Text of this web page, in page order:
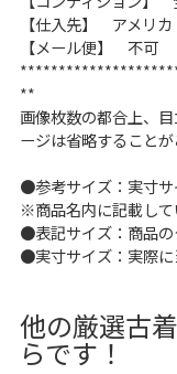
60年代
すべて
週刊ラッシュア
メディア・イベ
【仕入先】 アメリカ
【メール便】 不可
**
画像枚数の都合上、
ージは省略することが
●参考サイズ：実寸
※商品名内に記載して
●表記サイズ：商品
●実寸サイズ：実際
他の厳選古
らです！